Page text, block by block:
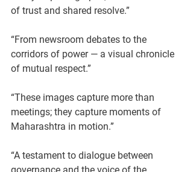
of trust and shared resolve.”
“From newsroom debates to the
corridors of power — a visual chronicle
of mutual respect.”
“These images capture more than
meetings; they capture moments of
Maharashtra in motion.”
“A testament to dialogue between